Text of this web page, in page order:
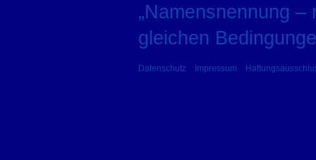
„Namensnennung
gleichen
Datenschutz Impressum